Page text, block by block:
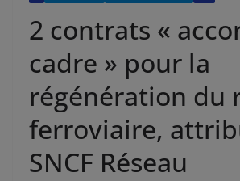
2 contrats «
cadre » pour la
régénération du
ferroviaire,
SNCF Réseau